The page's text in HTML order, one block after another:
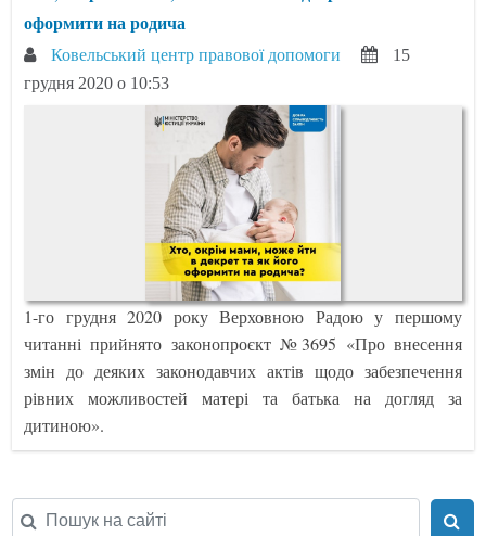
оформити на родича
Ковельський центр правової допомоги
15
грудня 2020 о 10:53
1-го грудня 2020 року Верховною Радою у першому
читанні прийнято законопроєкт №3695 «Про внесення
змін до деяких законодавчих актів щодо забезпечення
рівних можливостей матері та батька на догляд за
дитиною».